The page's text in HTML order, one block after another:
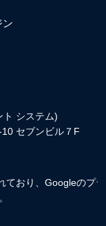
ン
ト システム)
セブンビル７F
ており、Googleのプラ